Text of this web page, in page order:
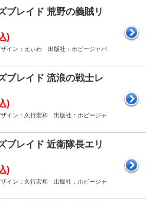
ブレイド 荒野の義賊リ
)
ザイン：えぃわ 出版社：ホビージャパ
ブレイド 流浪の戦士レ
)
ザイン：久行宏和 出版社：ホビージャ
ブレイド 近衛隊長エリ
)
ザイン：久行宏和 出版社：ホビージャ